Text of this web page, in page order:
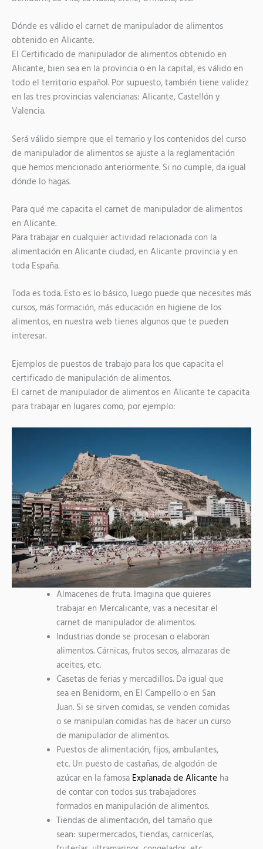
Dónde es válido el carnet de manipulador de alimentos
obtenido en Alicante.
El Certificado de manipulador de alimentos obtenido en
Alicante, bien sea en la provincia o en la capital, es válido en
todo el territorio español. Por supuesto, también tiene validez
en las tres provincias valencianas: Alicante, Castellón y
Valencia.
Será válido siempre que el temario y los contenidos del curso
de manipulador de alimentos se ajuste a la reglamentación
que hemos mencionado anteriormente. Si no cumple, da igual
dónde lo hagas.
Para qué me capacita el carnet de manipulador de alimentos
en Alicante.
Para trabajar en cualquier actividad relacionada con la
alimentación en Alicante ciudad, en Alicante provincia y en
toda España.
Toda es toda. Esto es lo básico, luego puede que necesites más
cursos, más formación, más educación en higiene de los
alimentos, en nuestra web tienes algunos que te pueden
interesar.
Ejemplos de puestos de trabajo para los que capacita el
certificado de manipulación de alimentos.
El carnet de manipulador de alimentos en Alicante te capacita
para trabajar en lugares como, por ejemplo:
Almacenes de fruta. Imagina que quieres
trabajar en Mercalicante, vas a necesitar el
carnet de manipulador de alimentos.
Industrias donde se procesan o elaboran
alimentos. Cárnicas, frutos secos, almazaras de
aceites, etc.
Casetas de ferias y mercadillos. Da igual que
sea en Benidorm, en El Campello o en San
Juan. Si se sirven comidas, se venden comidas
o se manipulan comidas has de hacer un curso
de manipulador de alimentos.
Puestos de alimentación, fijos, ambulantes,
etc. Un puesto de castañas, de algodón de
azúcar en la famosa Explanada de Alicante ha
de contar con todos sus trabajadores
formados en manipulación de alimentos.
Tiendas de alimentación, del tamaño que
sean: supermercados, tiendas, carnicerías,